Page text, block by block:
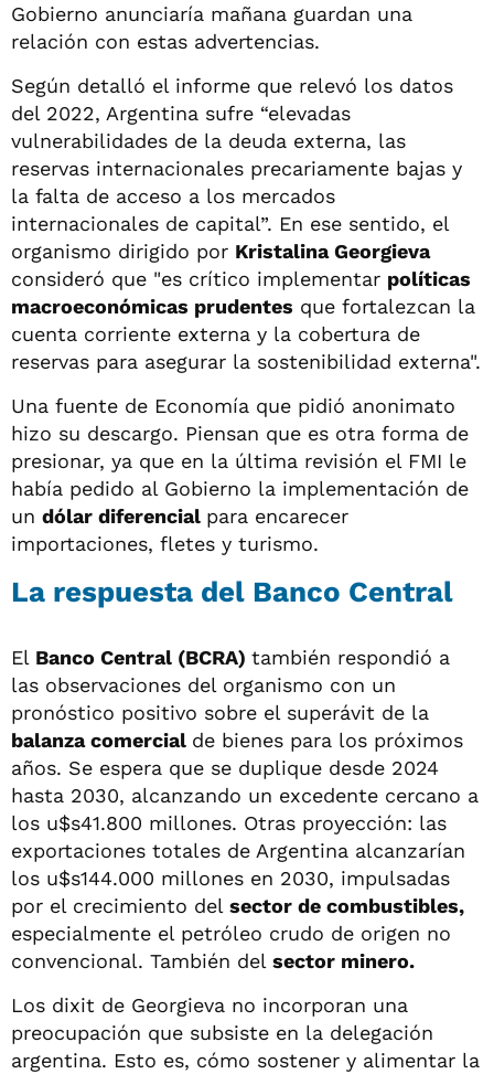
Gobierno anunciaría mañana guardan una
relación con estas advertencias.
Según detalló el informe que relevó los datos
del 2022, Argentina sufre “elevadas
vulnerabilidades de la deuda externa, las
reservas internacionales precariamente bajas y
la falta de acceso a los mercados
internacionales de capital”. En ese sentido, el
organismo dirigido por Kristalina Georgieva
consideró que "es crítico implementar políticas
macroeconómicas prudentes que fortalezcan la
cuenta corriente externa y la cobertura de
reservas para asegurar la sostenibilidad externa".
Una fuente de Economía que pidió anonimato
hizo su descargo. Piensan que es otra forma de
presionar, ya que en la última revisión el FMI le
había pedido al Gobierno la implementación de
un dólar diferencial para encarecer
importaciones, fletes y turismo.
La respuesta del Banco Central
El Banco Central (BCRA) también respondió a
las observaciones del organismo con un
pronóstico positivo sobre el superávit de la
balanza comercial de bienes para los próximos
años. Se espera que se duplique desde 2024
hasta 2030, alcanzando un excedente cercano a
los u$s41.800 millones. Otras proyección: las
exportaciones totales de Argentina alcanzarían
los u$s144.000 millones en 2030, impulsadas
por el crecimiento del sector de combustibles,
especialmente el petróleo crudo de origen no
convencional. También del sector minero.
Los dixit de Georgieva no incorporan una
preocupación que subsiste en la delegación
argentina. Esto es, cómo sostener y alimentar la